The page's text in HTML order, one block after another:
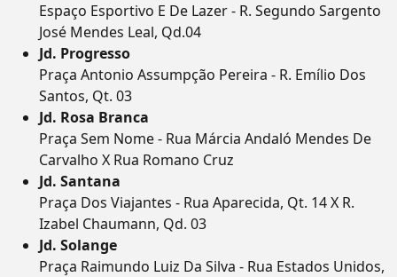
Espaço Esportivo E De Lazer - R. Segundo Sargento
José Mendes Leal, Qd.04
Jd. Progresso
Praça Antonio Assumpção Pereira - R. Emílio Dos
Santos, Qt. 03
Jd. Rosa Branca
Praça Sem Nome - Rua Márcia Andaló Mendes De
Carvalho X Rua Romano Cruz
Jd. Santana
Praça Dos Viajantes - Rua Aparecida, Qt. 14 X R.
Izabel Chaumann, Qd. 03
Jd. Solange
Praça Raimundo Luiz Da Silva - Rua Estados Unidos,